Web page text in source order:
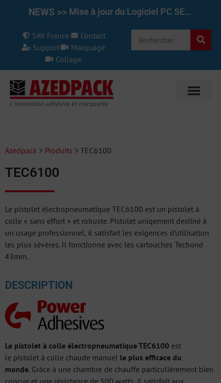
NEWS >> NEWS >> Mise à jour du Logiciel PC SET pour le REINER 1025/970 7.50
SAV France
Contact
Support
Marquage
Collage
Azedpack > Produits > TEC6100
TEC6100
Le pistolet électropneumatique TEC6100 est un pistolet à
colle « sans effort » et robuste. Pistolet uniqement destiné à
un usage professionnel, il satisfait les exigences d’utilisation
les plus sévères. Il fonctionne avec les cartouches Tecbond
43mm.
DESCRIPTION
Le pistolet à colle électropneumatique TEC6100 est
le pistolet à colle chaude manuel le plus efficace du
monde. Grâce à une chambre de chauffe particulièrement bien